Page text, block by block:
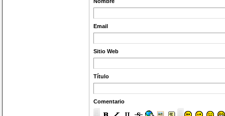
Email
Sitio Web
Título
Comentario